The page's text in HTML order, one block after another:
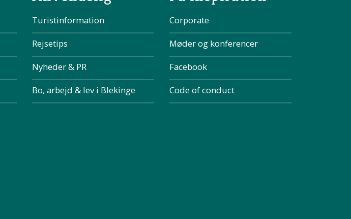
Turistinformation
Rejsetips
Nyheder & PR
Bo, arbejd & lev i Blekinge
Corporate
Møder og konferencer
Facebook
Code of conduct